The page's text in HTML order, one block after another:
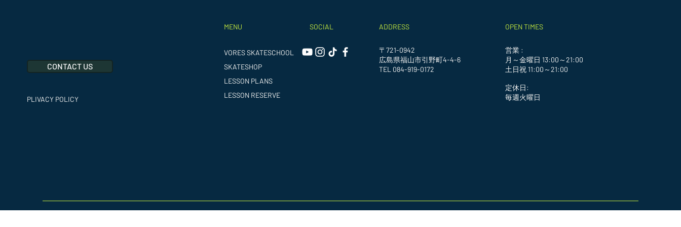
CONTACT US
PLIVACY POLICY
MENU
VORES SKATESCHOOL
SKATESHOP
LESSON PLANS
LESSON RESERVE
SOCIAL ADDRESS
〒721-0942
広島県福山市引野町4-4-6
TEL 084-919-0172
OPEN TIMES
営業 :
月～金曜日 13:00～21:00
土日祝 11:00～21:00
定休日:
毎週火曜日